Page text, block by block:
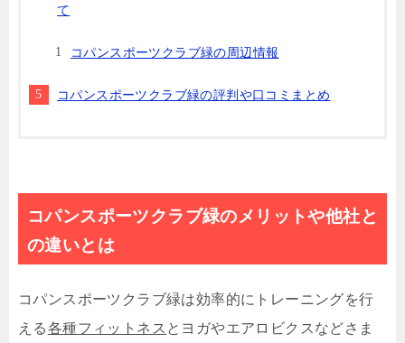
て
コパンスポーツクラブ緑の周辺情報
コパンスポーツクラブ緑の評判や口コミまとめ
コパンスポーツクラブ緑のメリットや他社と
の違いとは
コパンスポーツクラブ緑は効率的にトレーニングを行
える各種フィットネス とヨガやエアロビクスなどさま